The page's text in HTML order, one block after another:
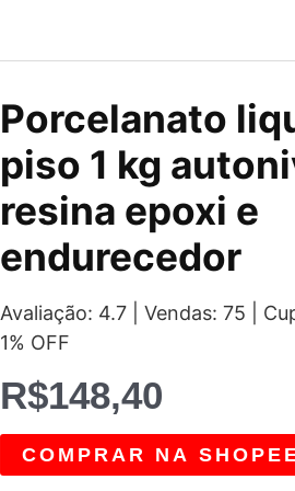
Porcelanato
piso 1 kg
resina epoxi e
endurecedor
Avaliação: 4.7 | Vendas: 75 |
1% OFF
R$148,40
COMPRAR NA